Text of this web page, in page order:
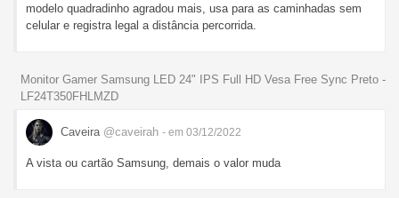
modelo quadradinho agradou mais, usa para as caminhadas sem
celular e registra legal a distância percorrida.
Monitor Gamer Samsung LED 24" IPS Full HD Vesa Free Sync Preto -
LF24T350FHLMZD
Caveira @caveirah - em 03/12/2022
A vista ou cartão Samsung, demais o valor muda